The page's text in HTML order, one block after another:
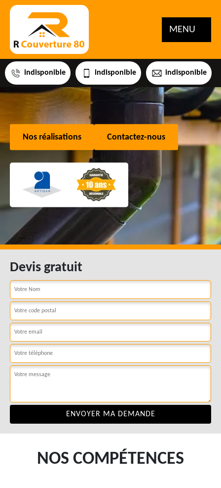
MENU
indisponible indisponible indisponible
Nos réalisations Contactez-nous
Devis gratuit
NOS COMPÉTENCES